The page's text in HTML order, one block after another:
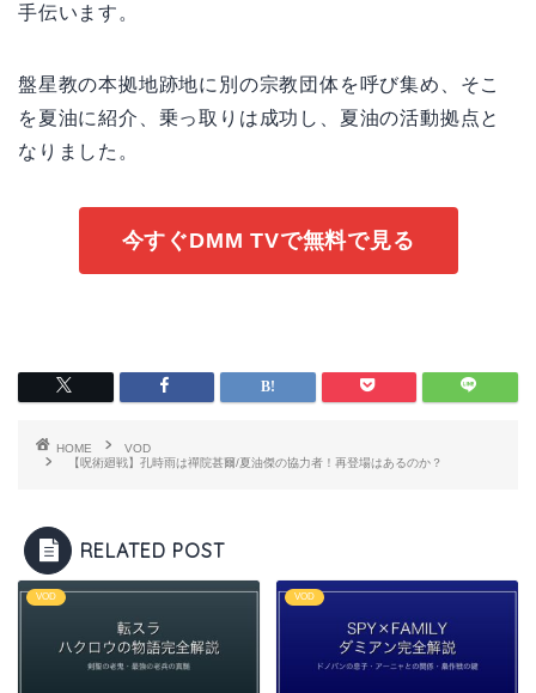
手伝います。
盤星教の本拠地跡地に別の宗教団体を呼び集め、そこ
を夏油に紹介、乗っ取りは成功し、夏油の活動拠点と
なりました。
今すぐDMM TVで無料で見る
HOME
VOD
【呪術廻戦】孔時雨は禪院甚爾/夏油傑の協力者！再登場はあるのか？
RELATED POST
VOD VOD